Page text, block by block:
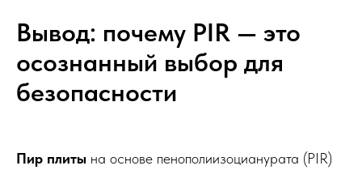
Вывод: почему PIR — это
осознанный выбор для
безопасности
Пир плиты на основе пенополиизоцианурата (PIR)